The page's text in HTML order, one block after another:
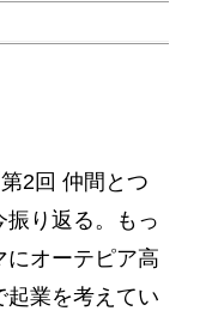
2回 仲間とつ
り返る。もっ
にオーテピア高
起業を考えてい